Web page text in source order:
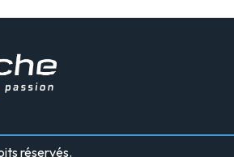
réservés.